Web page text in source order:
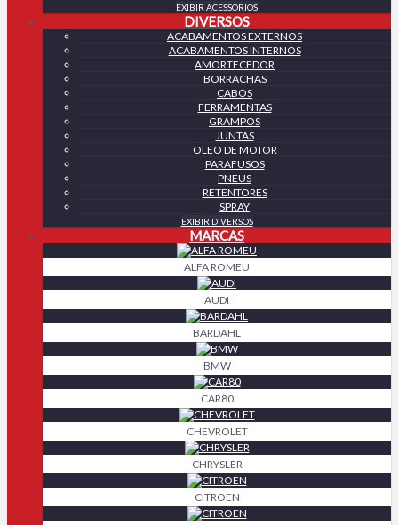
EXIBIR ACESSORIOS
DIVERSOS
ACABAMENTOS EXTERNOS
ACABAMENTOS INTERNOS
AMORTECEDOR
BORRACHAS
CABOS
FERRAMENTAS
GRAMPOS
JUNTAS
OLEO DE MOTOR
PARAFUSOS
PNEUS
RETENTORES
SPRAY
EXIBIR DIVERSOS
MARCAS
ALFA ROMEU
AUDI
BARDAHL
BMW
CAR80
CHEVROLET
CHRYSLER
CITROEN